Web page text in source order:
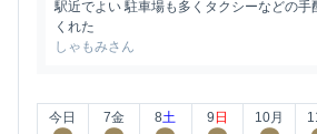
駅近でよい 駐車場も多くタクシーなどの手
くれた
しゃもみさん
今日 7金 8土 9 日 10月